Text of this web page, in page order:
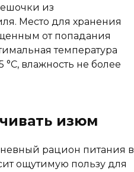
из
Место для хранения
от попадания
температура
°С, влажность не более
изюм
рацион питания в
ощутимую пользу для